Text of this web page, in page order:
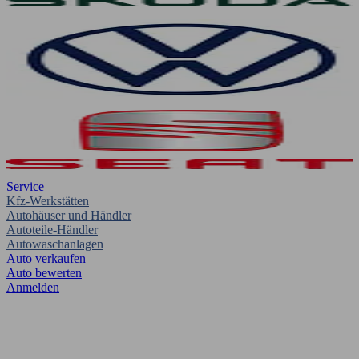
Service
Kfz-Werkstätten
Autohäuser und Händler
Autoteile-Händler
Autowaschanlagen
Auto verkaufen
Auto bewerten
Anmelden